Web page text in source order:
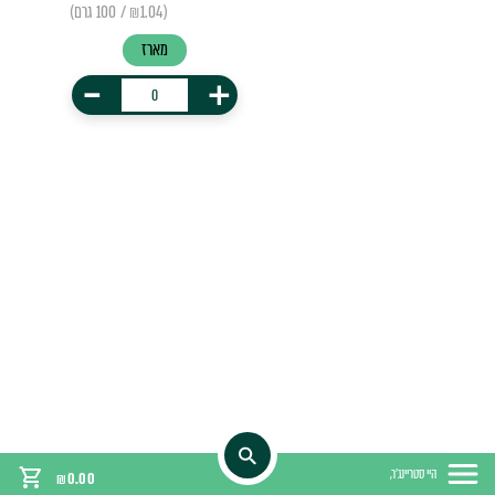
(₪1.04 / 100 גרם)
מארז
+
-
היי סטריינג'ר, ₪0.00